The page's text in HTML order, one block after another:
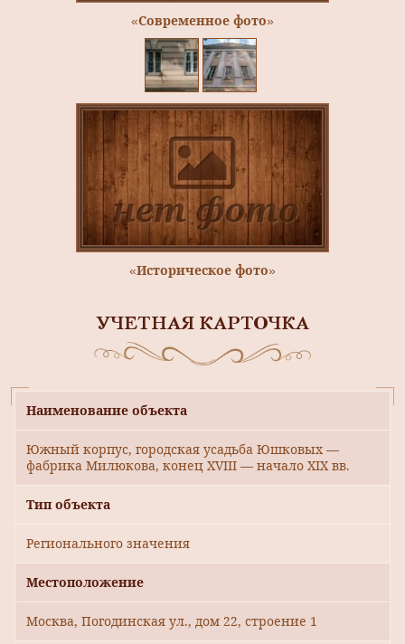
«Современное фото»
«Историческое фото»
УЧЕТНАЯ КАРТОЧКА
Наименование объекта
Южный корпус, городская усадьба Юшковых —
фабрика Милюкова, конец XVIII — начало XIX вв.
Тип объекта
Регионального значения
Местоположение
Москва, Погодинская ул., дом 22, строение 1